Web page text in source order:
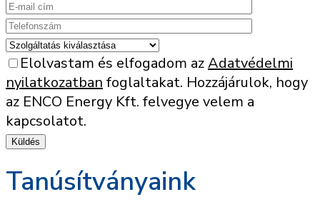
Elolvastam és elfogadom azAdatvédelmi
nyilatkozatban foglaltakat. Hozzájárulok, hogy
az ENCO Energy Kft. felvegye velem a
kapcsolatot.
Tanúsítványaink